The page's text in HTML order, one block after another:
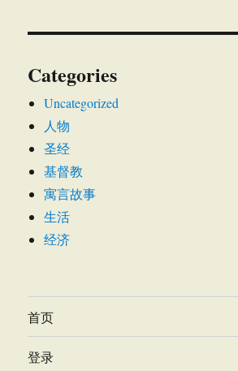
Categories
Uncategorized
人物
圣经
基督教
寓言故事
生活
经济
首页
登录